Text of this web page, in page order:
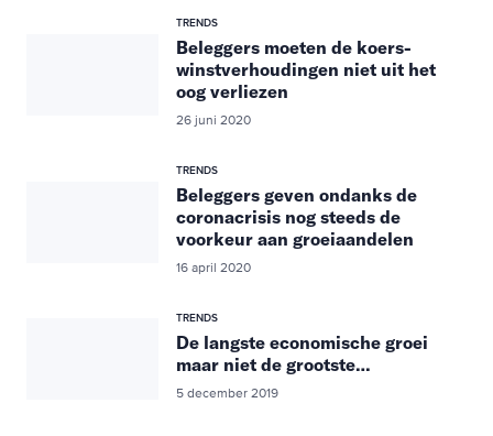
TRENDS
Beleggers moeten de koers-
winstverhoudingen niet uit het
oog verliezen
26 juni 2020
TRENDS
Beleggers geven ondanks de
coronacrisis nog steeds de
voorkeur aan groeiaandelen
16 april 2020
TRENDS
De langste economische groei
maar niet de grootste…
5 december 2019